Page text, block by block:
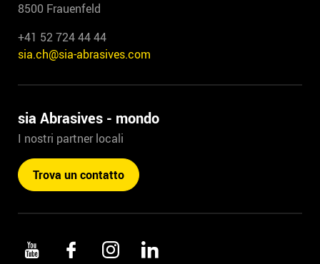
8500 Frauenfeld
+41 52 724 44 44
sia.ch@sia-abrasives.com
sia Abrasives - mondo
I nostri partner locali
Trova un contatto